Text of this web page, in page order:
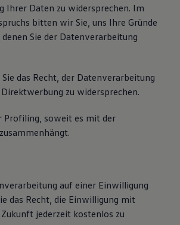
Ihrer Daten zu widersprechen. Im
bitten wir Sie, uns Ihre Gründe
Sie der Datenverarbeitung
das Recht, der Datenverarbeitung
zu widersprechen.
Profiling, soweit es mit der
auf einer Einwilligung
das Recht, die Einwilligung mit
jederzeit kostenlos zu